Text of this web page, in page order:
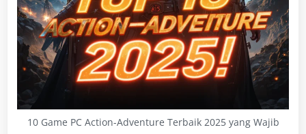
10 Game PC Action-Adventure Terbaik 2025 yang Wajib